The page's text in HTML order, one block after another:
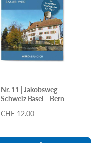
Nr. 11 | Jakobsweg
Schweiz Basel – Bern
Normaler
CHF 12.00